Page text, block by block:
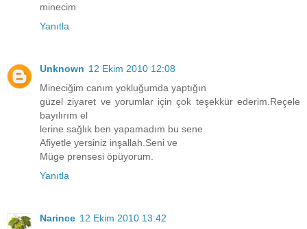
minecim
Yanıtla
Unknown 12 Ekim 2010 12:08
Mineciğim canım yokluğumda yaptığın
güzel ziyaret ve yorumlar için çok teşekkür ederim.Reçele
bayılırım el
lerine sağlık ben yapamadım bu sene
Afiyetle yersiniz inşallah.Seni ve
Müge prensesi öpüyorum.
Yanıtla
Narince 12 Ekim 2010 13:42